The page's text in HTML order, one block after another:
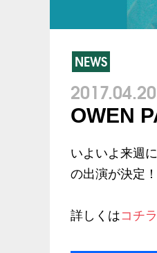
NEWS
2017.04.20
OWEN
いよいよ来週
の出演が決定！
詳しくはコチラ